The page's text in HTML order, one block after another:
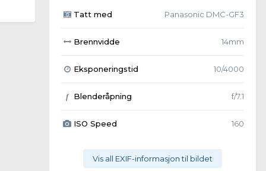
Tatt med Panasonic DMC-GF3
Brennvidde 14mm
Eksponeringstid 10/4000
f Blenderåpning f/7.1
ISO Speed 160
Vis all EXIF-informasjon til bildet